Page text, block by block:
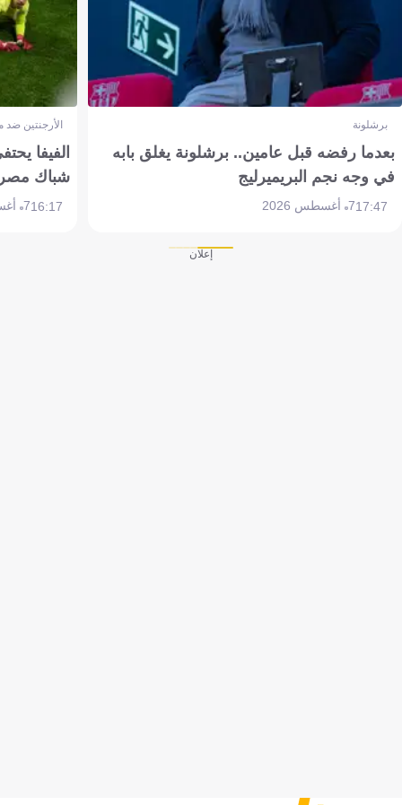
برشلونة
بعدما رفضه قبل عامين.. برشلونة يغلق بابه
في وجه نجم البريميرليج
17:477 أغسطس 2026
الأرجنتين
الفيفا
شباك
16:177 أغسطس 2026
إعلان